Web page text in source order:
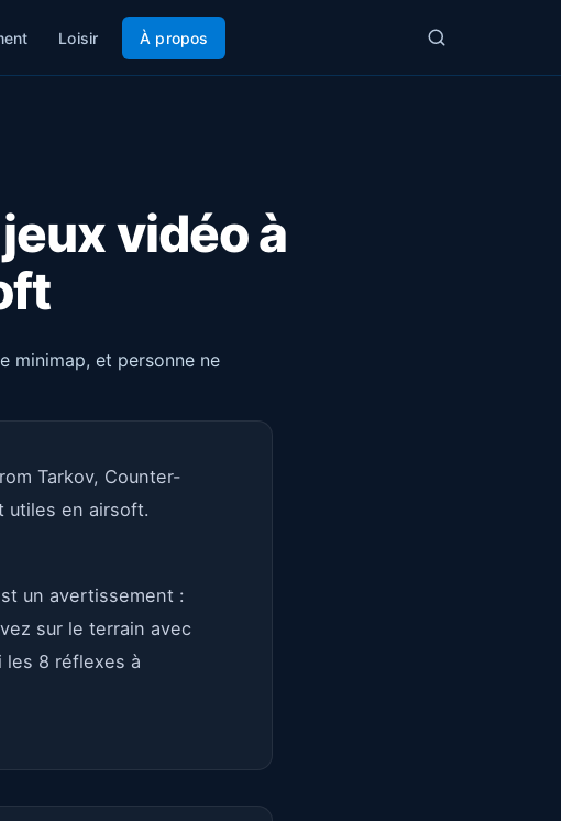
Loisir À propos
vidéo à
minimap, et personne ne
Tarkov, Counter-
utiles en airsoft.
un avertissement :
sur le terrain avec
les 8 réflexes à